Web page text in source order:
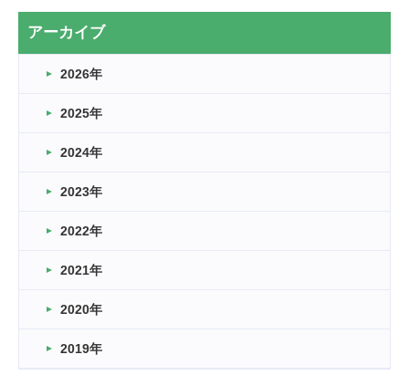
2026.03.20
なぎなた
2026.03.16
車いすバスケとRくんのお話
卒業・卒園の季節★
2026.03.11
緑ケ丘体育館
2022.11.03
緑ケ丘体育館
アーカイブ
2026年
2025年
2024年
2023年
2022年
2021年
2020年
2019年